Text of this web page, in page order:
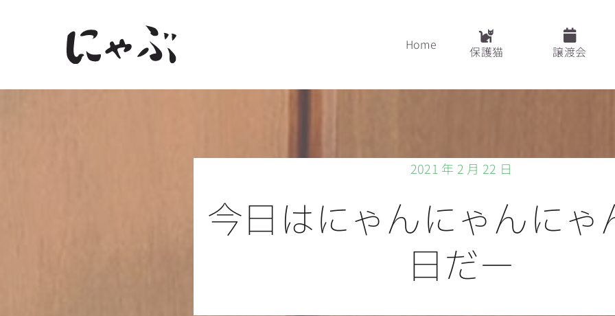
Home 保護猫 譲渡会
2021 年 2 月 22 日
今日はにゃんにゃんにゃ
日だー